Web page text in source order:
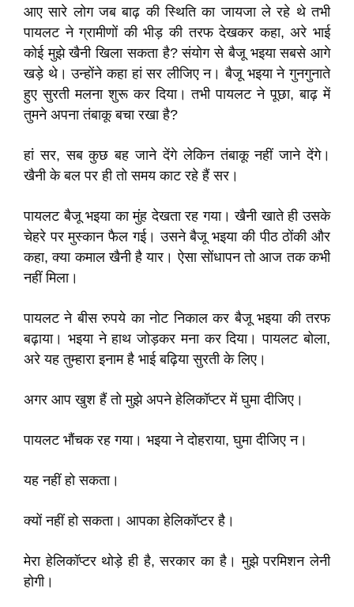
आए सारे लोग जब बाढ़ की स्थिति का जायजा ले रहे थे तभी
पायलट ने ग्रामीणों की भीड़ की तरफ देखकर कहा, अरे भाई
कोई मुझे खैनी खिला सकता है? संयोग से बैजू भइया सबसे आगे
खड़े थे। उन्होंने कहा हां सर लीजिए न। बैजू भइया ने गुनगुनाते
हुए सुरती मलना शुरू कर दिया। तभी पायलट ने पूछा, बाढ़ में
तुमने अपना तंबाकू बचा रखा है?
हां सर, सब कुछ बह जाने देंगे लेकिन तंबाकू नहीं जाने देंगे।
खैनी के बल पर ही तो समय काट रहे हैं सर।
पायलट बैजू भइया का मुंह देखता रह गया। खैनी खाते ही उसके
चेहरे पर मुस्कान फैल गई। उसने बैजू भइया की पीठ ठोंकी और
कहा, क्या कमाल खैनी है यार। ऐसा सोंधापन तो आज तक कभी
नहीं मिला।
पायलट ने बीस रुपये का नोट निकाल कर बैजू भइया की तरफ
बढ़ाया। भइया ने हाथ जोड़कर मना कर दिया। पायलट बोला,
अरे यह तुम्हारा इनाम है भाई बढ़िया सुरती के लिए।
अगर आप खुश हैं तो मुझे अपने हेलिकॉप्टर में घुमा दीजिए।
पायलट भौंचक रह गया। भइया ने दोहराया, घुमा दीजिए न।
यह नहीं हो सकता।
क्यों नहीं हो सकता। आपका हेलिकॉप्टर है।
मेरा हेलिकॉप्टर थोड़े ही है, सरकार का है। मुझे परमिशन लेनी
होगी।